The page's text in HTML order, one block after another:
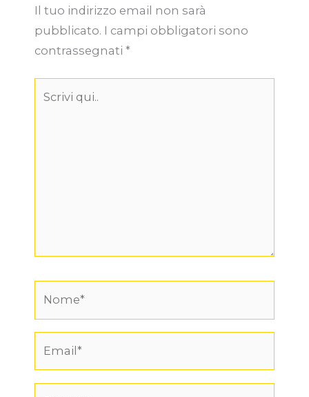
Il tuo indirizzo email non sarà
pubblicato. I campi obbligatori sono
contrassegnati *